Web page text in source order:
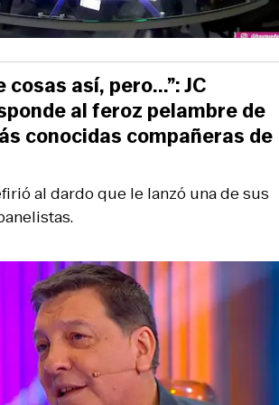
al dardo que le lanzó una de sus
cosas así, pero...”: JC
al feroz pelambre de
conocidas compañeras de